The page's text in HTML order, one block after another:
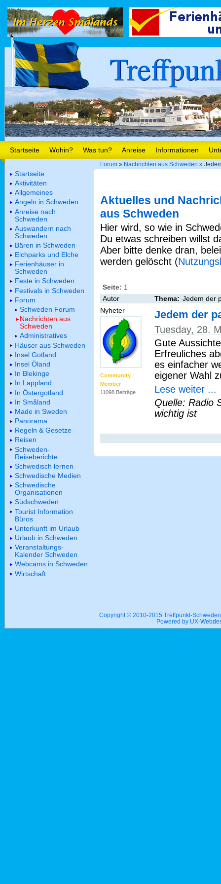
Startseite Wohin? Was tun? Anreise Informationen
Forum » Nachrichten aus Schweden »
Aktuelles und
aus Schweden
Hier wird, so wie in
Du etwas schreiben willst
Aber bitte denke dran,
werden gelöscht (
Seite: 1
Autor
Thema: Jedem der
Nyheter
Community
Member
11098 Beiträge
Jedem der
Tuesday, 28.
Gute
Erfreuliches
es einfacher
eigener Wahl
Lese weiter ...
Quelle: Radio
wichtig ist
Startseite
Aktivitäten
Allgemeines
Angeln in Schweden
Anreise nach
Schweden
Auswandern nach
Schweden
Bären in Schweden
Elchparks und Elche
Ferienhäuser in
Schweden
Feste in Schweden
Festivals in Schweden
Forum
Schweden Forum
Nachrichten aus
Schweden
Administratives
Häuser aus Schweden
Insel Gotland
Insel Öland
In Blekinge
In Lappland
In Östergotland
In Småland
Made in Sweden
Panorama
Regeln & Gesetze
Reisen
Schweden-
Reiseberichte
Schwedisch lernen
Schwedische Medien
Schwedische
Organisationen
Südschweden
Tourist Information
Büros
Unterkunft im Urlaub
Urlaub in Schweden
Veranstaltungs-
Kalender Schweden
Webcams in Schweden
Wirtschaft
Copyright © 2010-2015 Treffpunkt-
Powered by UX-